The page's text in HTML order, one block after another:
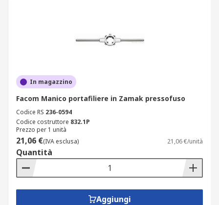
In magazzino
Facom Manico portafiliere in Zamak pressofuso
Codice RS 236-0594
Codice costruttore 832.1P
Prezzo per 1 unità
21,06 €(IVA esclusa) 21,06 €/unità
Quantità
Aggiungi